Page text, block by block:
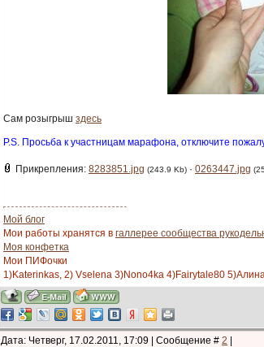
Сам розыгрыш здесь
P.S. Просьба к участницам марафона, отключите
Прикрепления: 8283851.jpg (243.9 Kb) · 0263447.jpg
Мой блог
Мои работы хранятся в галлерее сообщества
Моя конфетка
Мои ПИФочки
1)Katerinkas, 2) Vselena 3)Nono4ka 4)Fairytale80
Дата: Четверг, 17.02.2011, 17:09 | Сообщение # 2